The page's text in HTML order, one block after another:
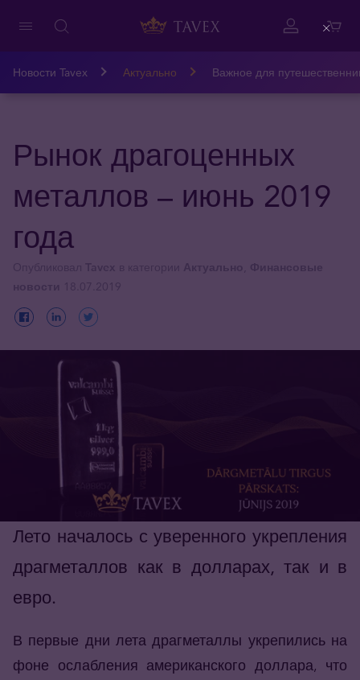
Новости Tavex Актуально Важное для
Рынок драгоценных
металлов – июнь 2019
года
Лето началось с уверенного укрепления
драгметаллов как в долларах, так и в
евро.
В первые дни лета драгметаллы укрепились на
фоне ослабления американского доллара, что
Close